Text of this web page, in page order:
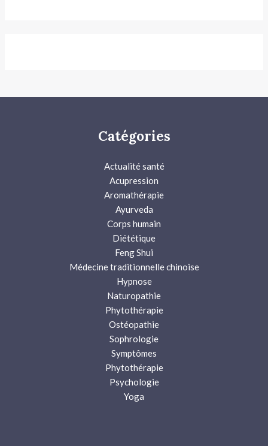
Catégories
Actualité santé
Acupression
Aromathérapie
Ayurveda
Corps humain
Diététique
Feng Shui
Médecine traditionnelle chinoise
Hypnose
Naturopathie
Phytothérapie
Ostéopathie
Sophrologie
Symptômes
Phytothérapie
Psychologie
Yoga